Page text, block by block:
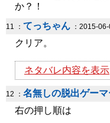
か？！
11 ： てっちゃん ：2015-
クリア。
ネタバレ内容を表示
12 ： 名無しの脱出ゲーマ
右の押し順は